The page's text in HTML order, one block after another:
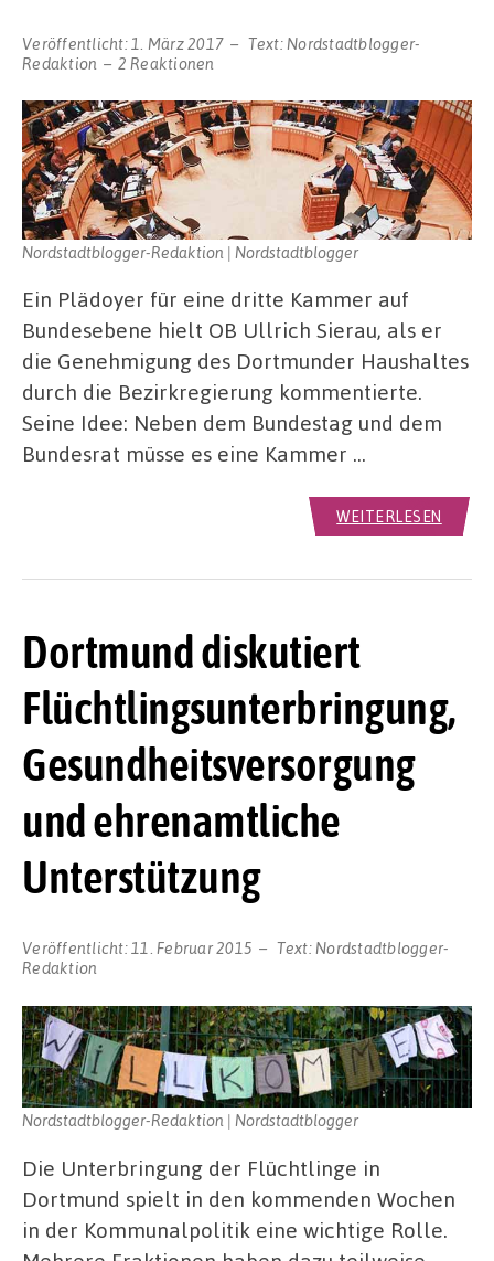
Veröffentlicht: 1. März 2017 Text: Nordstadtblogger-
Redaktion
2 Reaktionen
Nordstadtblogger-Redaktion | Nordstadtblogger
Ein Plädoyer für eine dritte Kammer auf
Bundesebene hielt OB Ullrich Sierau, als er
die Genehmigung des Dortmunder Haushaltes
durch die Bezirkregierung kommentierte.
Seine Idee: Neben dem Bundestag und dem
Bundesrat müsse es eine Kammer …
WEITERLESEN
Dortmund diskutiert
Flüchtlingsunterbringung,
Gesundheitsversorgung
und ehrenamtliche
Unterstützung
Veröffentlicht: 11. Februar 2015 Text: Nordstadtblogger-
Redaktion
Nordstadtblogger-Redaktion | Nordstadtblogger
Die Unterbringung der Flüchtlinge in
Dortmund spielt in den kommenden Wochen
in der Kommunalpolitik eine wichtige Rolle.